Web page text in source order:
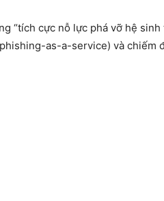
“tích cực nỗ lực phá vỡ hệ
as-a-service) và chiếm